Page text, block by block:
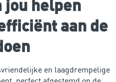
jou helpen
aan de
en laagdrempelige